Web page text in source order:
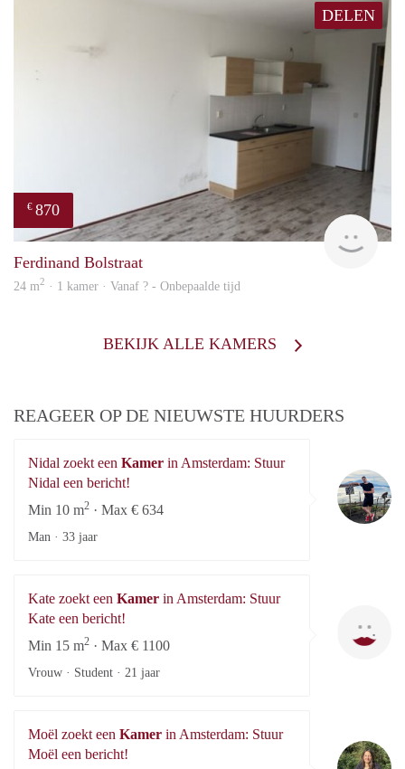
DELEN
€ 870
rent
Ferdinand Bolstraat
24 m2 · 1 kamer · Vanaf ? - Onbepaalde tijd
BEKIJK ALLE KAMERS
REAGEER OP DE NIEUWSTE HUURDERS
Nidal zoekt een Kamer in Amsterdam: Stuur
Nidal een bericht!
Min 10 m2 · Max € 634
Man · 33 jaar
Kate zoekt een Kamer in Amsterdam: Stuur
Kate een bericht!
Min 15 m2 · Max € 1100
Vrouw · Student · 21 jaar
Moël zoekt een Kamer in Amsterdam: Stuur
Moël een bericht!